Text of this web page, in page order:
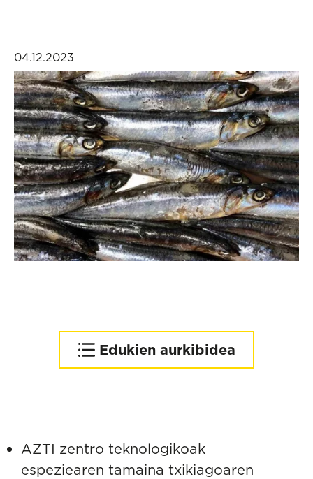
04.12.2023
Edukien aurkibidea
AZTI zentro teknologikoak
espeziearen tamaina txikiagoaren